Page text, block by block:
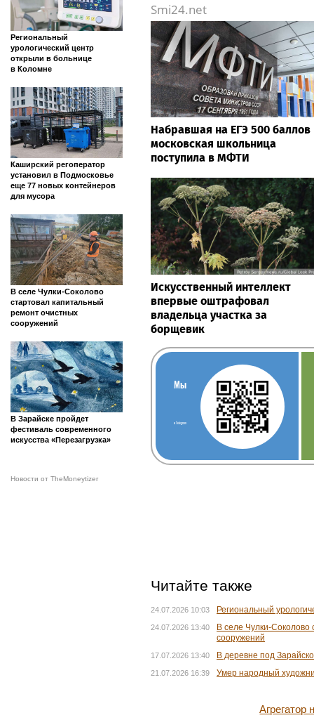
Региональный
урологический центр
открыли в больнице
в Коломне
Каширский регоператор
установил в Подмосковье
еще 77 новых контейнеров
для мусора
В селе Чулки-Соколово
стартовал капитальный
ремонт очистных
сооружений
В Зарайске пройдет
фестиваль современного
искусства «Перезагрузка»
Новости от TheMoneytizer
Smi24.net
Набравшая на ЕГЭ 500 баллов
московская школьница
поступила в МФТИ
Искусственный интеллект
впервые оштрафовал
владельца участка за
борщевик
Мы
в Telegram
Читайте также
24.07.2026 10:03 Региональный
24.07.2026 13:40
В селе Чулки-Соколово
сооружений
17.07.2026 13:40 В деревне под
21.07.2026 16:39 Умер народный